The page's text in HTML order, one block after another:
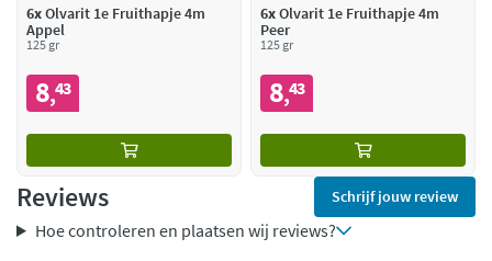
6xOlvarit 1e Fruithapje 4m
Appel
125 gr
8,43
6xOlvarit 1e Fruithapje 4m
Peer
125 gr
8,43
Reviews Schrijf jouw review
Hoe controleren en plaatsen wij reviews?